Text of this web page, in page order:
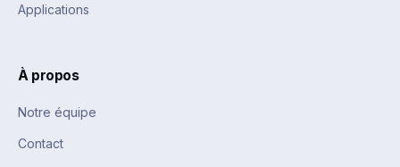
Applications
À propos
Notre équipe
Contact